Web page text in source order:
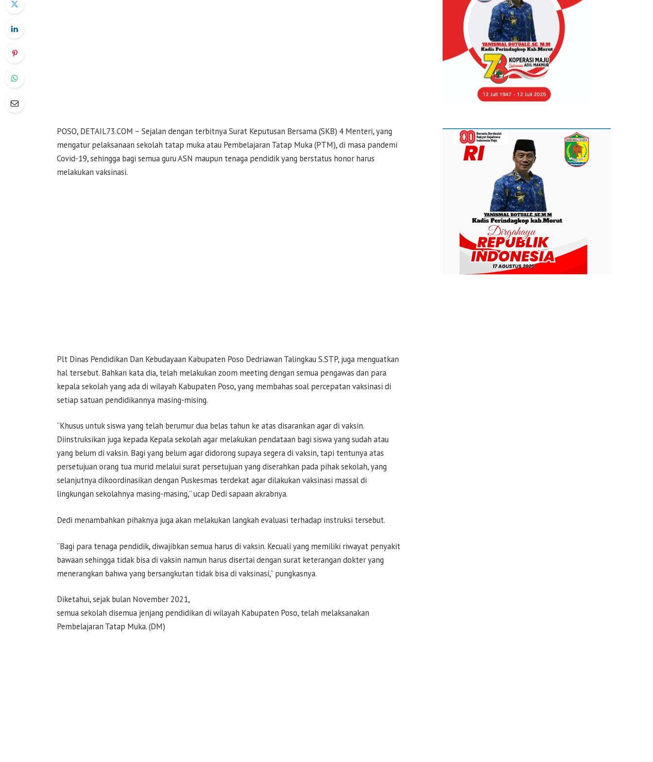
POSO, DETAIL73.COM – Sejalan dengan terbitnya Surat Keputusan Bersama (SKB) 4 Menteri, yang
mengatur pelaksanaan sekolah tatap muka atau Pembelajaran Tatap Muka (PTM), di masa pandemi
Covid-19, sehingga bagi semua guru ASN maupun tenaga pendidik yang berstatus honor harus
melakukan vaksinasi.
Plt Dinas Pendidikan Dan Kebudayaan Kabupaten Poso Dedriawan Talingkau S.STP, juga menguatkan
hal tersebut. Bahkan kata dia, telah melakukan zoom meeting dengan semua pengawas dan para
kepala sekolah yang ada di wilayah Kabupaten Poso, yang membahas soal percepatan vaksinasi di
setiap satuan pendidikannya masing-mising.
“Khusus untuk siswa yang telah berumur dua belas tahun ke atas disarankan agar di vaksin.
Diinstruksikan juga kepada Kepala sekolah agar melakukan pendataan bagi siswa yang sudah atau
yang belum di vaksin. Bagi yang belum agar didorong supaya segera di vaksin, tapi tentunya atas
persetujuan orang tua murid melalui surat persetujuan yang diserahkan pada pihak sekolah, yang
selanjutnya dikoordinasikan dengan Puskesmas terdekat agar dilakukan vaksinasi massal di
lingkungan sekolahnya masing-masing,” ucap Dedi sapaan akrabnya.
Dedi menambahkan pihaknya juga akan melakukan langkah evaluasi terhadap instruksi tersebut.
“Bagi para tenaga pendidik, diwajibkan semua harus di vaksin. Kecuali yang memiliki riwayat penyakit
bawaan sehingga tidak bisa di vaksin namun harus disertai dengan surat keterangan dokter yang
menerangkan bahwa yang bersangkutan tidak bisa di vaksinasi,” pungkasnya.
Diketahui, sejak bulan November 2021,
semua sekolah disemua jenjang pendidikan di wilayah Kabupaten Poso, telah melaksanakan
Pembelajaran Tatap Muka. (DM)